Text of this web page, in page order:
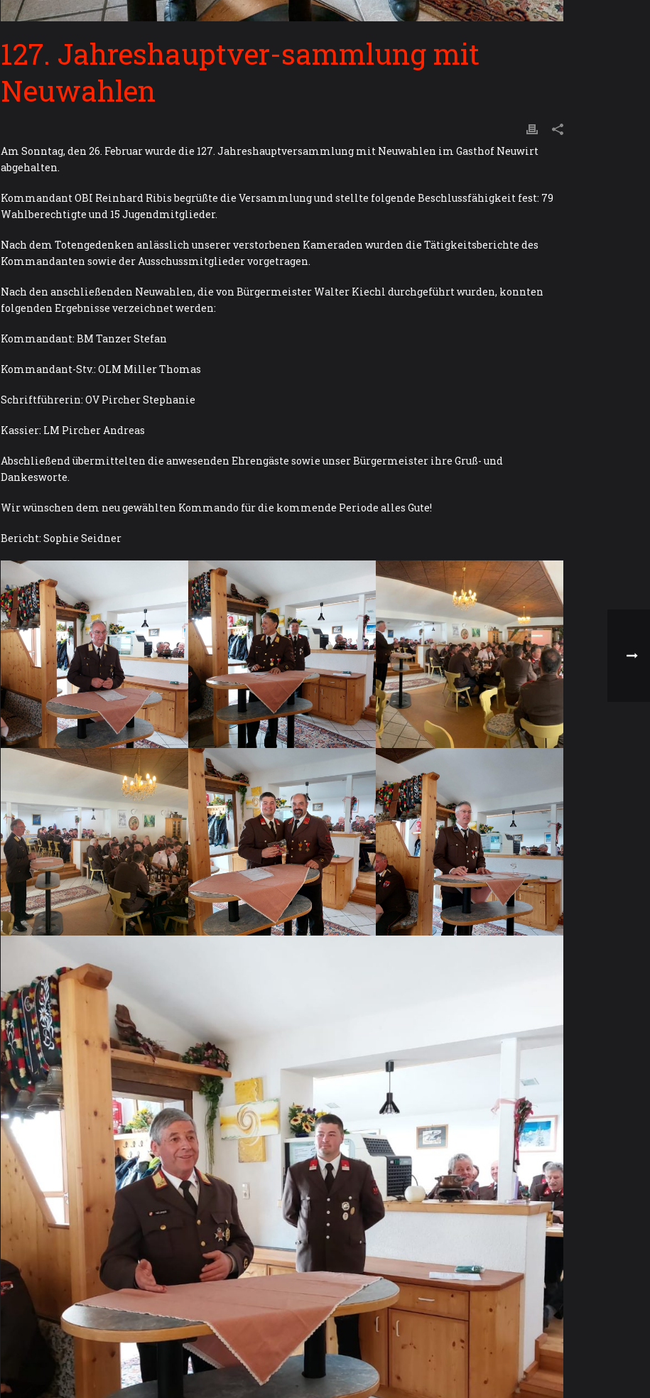
127. Jahreshauptver-sammlung mit
Neuwahlen
Am Sonntag, den 26. Februar wurde die 127. Jahreshauptversammlung mit Neuwahlen im Gasthof Neuwirt
abgehalten.
Kommandant OBI Reinhard Ribis begrüßte die Versammlung und stellte folgende Beschlussfähigkeit fest: 79
Wahlberechtigte und 15 Jugendmitglieder.
Nach dem Totengedenken anlässlich unserer verstorbenen Kameraden wurden die Tätigkeitsberichte des
Kommandanten sowie der Ausschussmitglieder vorgetragen.
Nach den anschließenden Neuwahlen, die von Bürgermeister Walter Kiechl durchgeführt wurden, konnten
folgenden Ergebnisse verzeichnet werden:
Kommandant: BM Tanzer Stefan
Kommandant-Stv.: OLM Miller Thomas
Schriftführerin: OV Pircher Stephanie
Kassier: LM Pircher Andreas
Abschließend übermittelten die anwesenden Ehrengäste sowie unser Bürgermeister ihre Gruß- und
Dankesworte.
Wir wünschen dem neu gewählten Kommando für die kommende Periode alles Gute!
Bericht: Sophie Seidner